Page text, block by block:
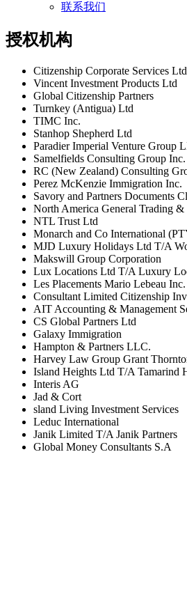
联系我们
授权机构
Citizenship Corporate Services
Vincent Investment Products Ltd
Global Citizenship Partners
Turnkey (Antigua) Ltd
TIMC Inc.
Stanhop Shepherd Ltd
Paradier Imperial Venture Group
Samelfields Consulting Group Inc.
RC (New Zealand) Consulting
Perez McKenzie Immigration Inc.
Savory and Partners Documents
North America General Trading
NTL Trust Ltd
Monarch and Co International
MJD Luxury Holidays Ltd T/A
Makswill Group Corporation
Lux Locations Ltd T/A Luxury
Les Placements Mario Lebeau
Consultant Limited Citizenship
AIT Accounting & Management
CS Global Partners Ltd
Galaxy Immigration
Hampton & Partners LLC.
Harvey Law Group Grant
Island Heights Ltd T/A Tamarind
Interis AG
Jad & Cort
sland Living Investment Services
Leduc International
Janik Limited T/A Janik Partners
Global Money Consultants S.A